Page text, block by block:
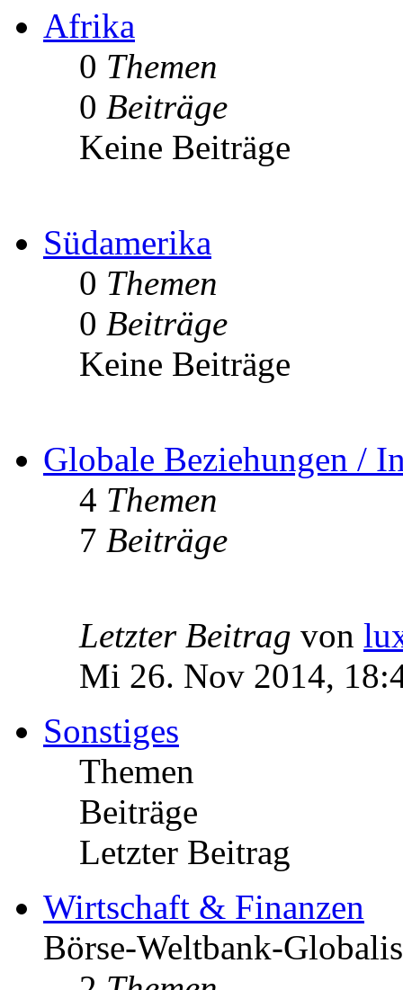
Afrika
0 Themen
0 Beiträge
Keine Beiträge
Südamerika
0 Themen
0 Beiträge
Keine Beiträge
Globale Beziehungen /
4 Themen
7 Beiträge
Letzter Beitrag von
Mi 26. Nov 2014,
Sonstiges
Themen
Beiträge
Letzter Beitrag
Wirtschaft & Finanzen
Börse-Weltbank-